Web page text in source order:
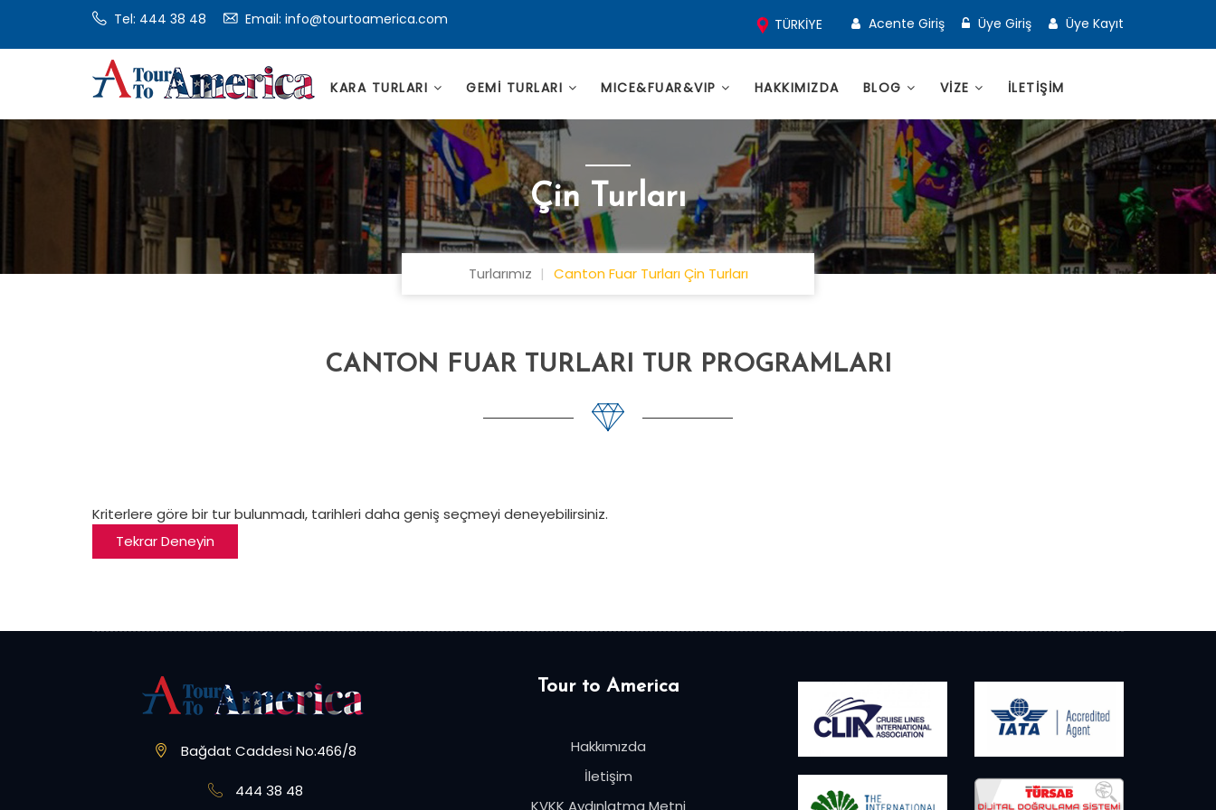
Tel: 444 38 48 Email: info@tourtoamerica.com TÜRKİYE Acente Giriş Üye Giriş Üye Kayıt
KARA TURLARI GEMİ TURLARI MICE&FUAR&VIP HAKKIMIZDA BLOG VİZE İLETİŞİM
Çin Turları
Turlarımız Canton Fuar Turları Çin Turları
CANTON FUAR TURLARI TUR PROGRAMLARI
Kriterlere göre bir tur bulunmadı, tarihleri daha geniş seçmeyi deneyebilirsiniz.
Tekrar Deneyin
Bağdat Caddesi No:466/8
444 38 48
Tour to America
Hakkımızda
İletişim
KVKK Aydınlatma Metni